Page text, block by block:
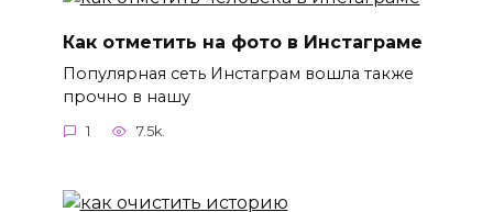
Как отметить на фото в Инстаграме
Популярная сеть Инстаграм вошла также
прочно в нашу
1 7.5k.